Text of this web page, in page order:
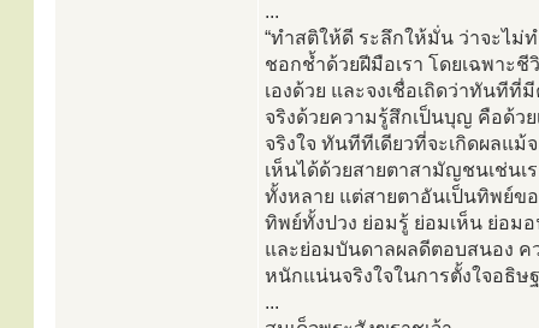
...
“ทำสติให้ดี ระลึกให้มั่น ว่าจะไม่
ชอกช้ำด้วยฝีมือเรา โดยเฉพาะชี
เองด้วย และจงเชื่อเถิดว่าทันทีที่
จริงด้วยความรู้สึกเป็นบุญ คือด้วย
จริงใจ ทันทีทีเดียวที่จะเกิดผลแม้
เห็นได้ด้วยสายตาสามัญชนเช่นเ
ทั้งหลาย แต่สายตาอันเป็นทิพย์ขอ
ทิพย์ทั้งปวง ย่อมรู้ ย่อมเห็น ย่อม
และย่อมบันดาลผลดีตอบสนอง ค
หนักแน่นจริงใจในการตั้งใจอธิษฐ
...